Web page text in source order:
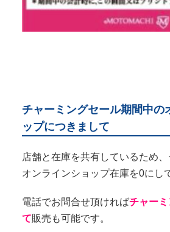
チャーミングセール期間中の
ップにつきまして
店舗と在庫を共有しているため
オンラインショップ在庫を0にし
電話でお問合せ頂ければチャー
て販売も可能です。